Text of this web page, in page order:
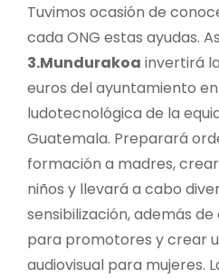
Tuvimos ocasión de
cada ONG estas ayudas.
3.Mundurakoa invertirá
euros del ayuntamiento
ludotecnológica de la
Guatemala. Preparará
formación a madres,
niños y llevará a cabo
sensibilización, además
para promotores y crear
audiovisual para mujeres.